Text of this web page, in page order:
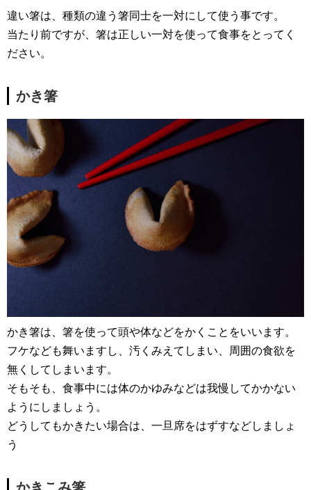
違い箸は、種類の違う箸同士を一対にして使う事です。
当たり前ですが、箸は正しい一対を使って食事をとってく
ださい。
かき箸
かき箸は、箸を使って頭や体などをかくことをいいます。
フケなども舞いますし、汚くみえてしまい、周囲の食欲を
無くしてしまいます。
そもそも、食事中には体のかゆみなどは我慢してかかない
ようにしましょう。
どうしてもかきたい場合は、一旦席をはずすなどしましょ
う